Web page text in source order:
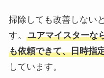
掃除しても改善しない
す。 ユアマイスターな
も依頼できて、日時指
しています。